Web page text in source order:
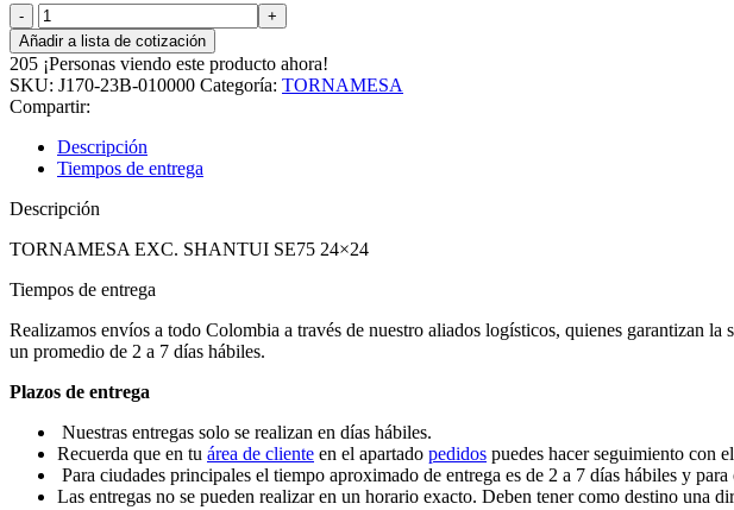
TORNAMESA
EXC.
SHANTUI
SE75
24x24
cantidad
Añadir a lista de cotización
205 ¡Personas viendo este producto ahora!
SKU: J170-23B-010000 Categoría: TORNAMESA
Compartir:
Descripción
Tiempos de entrega
Descripción
TORNAMESA EXC. SHANTUI SE75 24×24
Tiempos de entrega
Realizamos envíos a todo Colombia a través de nuestro aliados logísticos, quienes garantizan
un promedio de 2 a 7 días hábiles.
Plazos de entrega
Nuestras entregas solo se realizan en días hábiles.
Recuerda que en tu área de cliente en el apartado pedidos puedes hacer seguimiento con
Para ciudades principales el tiempo aproximado de entrega es de 2 a 7 días hábiles y
Las entregas no se pueden realizar en un horario exacto. Deben tener como destino una